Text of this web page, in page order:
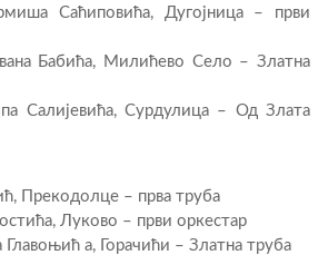
Саћиповића, Дугојница – први
Бабића, Милићево Село – Златна
Салијевића, Сурдулица – Од Злата
Прекодолце – прва труба
Луково – први оркестар
а, Горачићи – Златна труба